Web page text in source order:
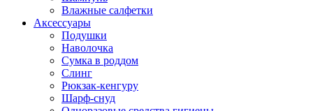
Влажные салфетки
Аксессуары
Подушки
Наволочка
Сумка в роддом
Cлинг
Рюкзак-кенгуру
Шарф-снуд